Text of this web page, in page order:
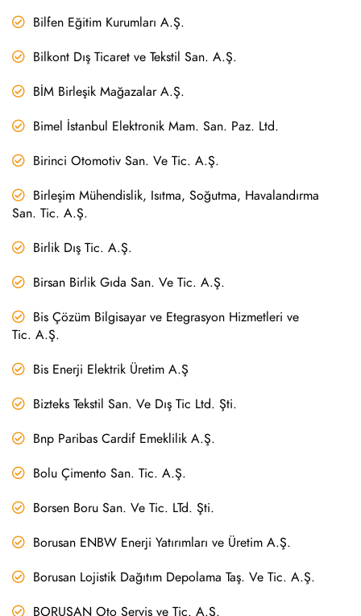
Bilfen Eğitim Kurumları A.Ş.
Bilkont Dış Ticaret ve Tekstil San. A.Ş.
BİM Birleşik Mağazalar A.Ş.
Bimel İstanbul Elektronik Mam. San. Paz. Ltd.
Birinci Otomotiv San. Ve Tic. A.Ş.
Birleşim Mühendislik, Isıtma, Soğutma, Havalandırma
San. Tic. A.Ş.
Birlik Dış Tic. A.Ş.
Birsan Birlik Gıda San. Ve Tic. A.Ş.
Bis Çözüm Bilgisayar ve Etegrasyon Hizmetleri ve
Tic. A.Ş.
Bis Enerji Elektrik Üretim A.Ş
Bizteks Tekstil San. Ve Dış Tic Ltd. Şti.
Bnp Paribas Cardif Emeklilik A.Ş.
Bolu Çimento San. Tic. A.Ş.
Borsen Boru San. Ve Tic. LTd. Şti.
Borusan ENBW Enerji Yatırımları ve Üretim A.Ş.
Borusan Lojistik Dağıtım Depolama Taş. Ve Tic. A.Ş.
BORUSAN Oto Servis ve Tic. A.Ş.